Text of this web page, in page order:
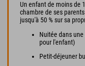
Un enfant de moins de
chambre de ses
jusqu'à 50 % sur sa
Nuitée dans
pour l'enfant)
Petit-déjeuner